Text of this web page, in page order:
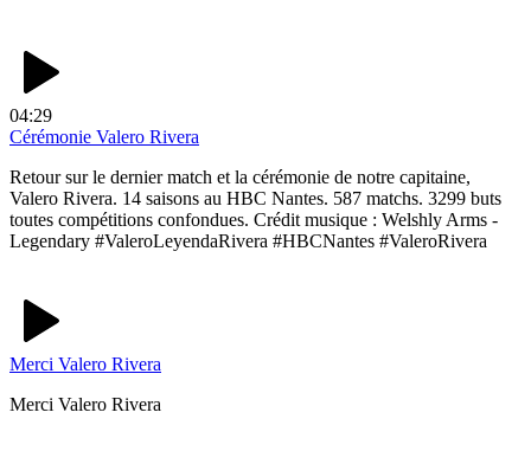
04:29
Cérémonie Valero Rivera
Retour sur le dernier match et la cérémonie de notre capitaine,
Valero Rivera. 14 saisons au HBC Nantes. 587 matchs. 3299 buts
toutes compétitions confondues. Crédit musique : Welshly Arms -
Legendary #ValeroLeyendaRivera #HBCNantes #ValeroRivera
Merci Valero Rivera
Merci Valero Rivera